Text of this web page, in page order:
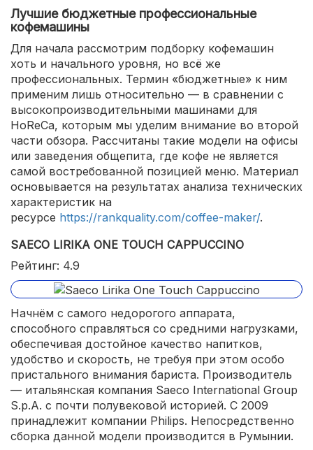
Лучшие бюджетные профессиональные
кофемашины
Для начала рассмотрим подборку кофемашин
хоть и начального уровня, но всё же
профессиональных. Термин «бюджетные» к ним
применим лишь относительно — в сравнении с
высокопроизводительными машинами для
HoReCa, которым мы уделим внимание во второй
части обзора. Рассчитаны такие модели на офисы
или заведения общепита, где кофе не является
самой востребованной позицией меню. Материал
основывается на результатах анализа технических
характеристик на
ресурсе https://rankquality.com/coffee-maker/.
SAECO LIRIKA ONE TOUCH CAPPUCCINO
Рейтинг: 4.9
Начнём с самого недорогого аппарата,
способного справляться со средними нагрузками,
обеспечивая достойное качество напитков,
удобство и скорость, не требуя при этом особо
пристального внимания бариста. Производитель
— итальянская компания Saeco International Group
S.p.A. с почти полувековой историей. С 2009
принадлежит компании Philips. Непосредственно
сборка данной модели производится в Румынии.